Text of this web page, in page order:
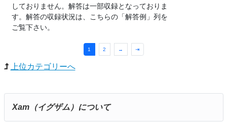
しておりません。解答は一部収録となっておりま
す。解答の収録状況は、こちらの「解答例」列を
ご覧下さい。
1 2 → ⇥
上位カテゴリーへ
Xam（イグザム）について